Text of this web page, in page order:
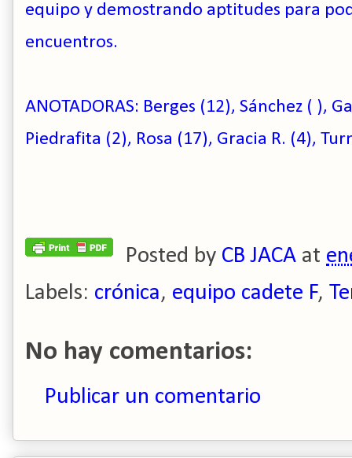
equipo y demostrando aptitudes para
encuentros.
ANOTADORAS: Berges (12), Sánchez ( ),
Piedrafita (2), Rosa (17), Gracia R. (4),
Posted by CB JACA at
Labels: crónica, equipo cadete F,
No hay comentarios:
Publicar un comentario